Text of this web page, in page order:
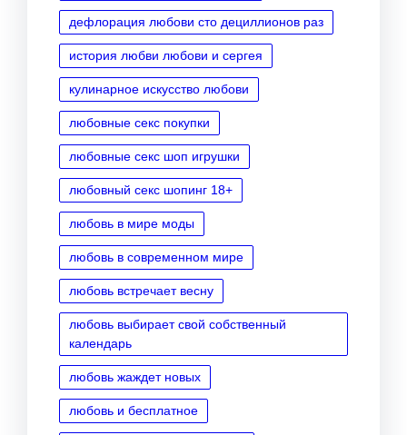
дефлорация любови сто дециллионов раз
история любви любови и сергея
кулинарное искусство любови
любовные секс покупки
любовные секс шоп игрушки
любовный секс шопинг 18+
любовь в мире моды
любовь в современном мире
любовь встречает весну
любовь выбирает свой собственный
календарь
любовь жаждет новых
любовь и бесплатное